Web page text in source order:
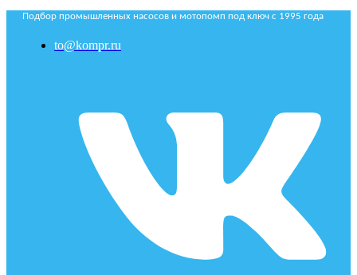
Подбор промышленных насосов и мотопомп под ключ с 1995 года
to@kompr.ru